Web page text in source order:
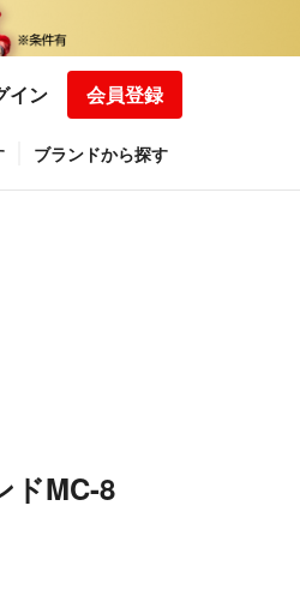
イン 会員登録
ブランドから探す
MC-8